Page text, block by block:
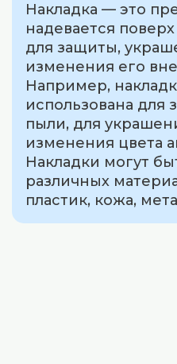
Накладка — это
надевается
для защиты,
изменения его
Например,
использована для
пыли, для
изменения цвета
Накладки могут
различных
пластик, кожа,